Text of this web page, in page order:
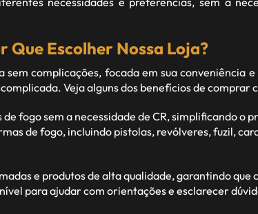
Que Escolher Nossa Loja?
complicações, focada em sua conveniência
Veja alguns dos benefícios de comprar
fogo sem a necessidade de CR, simplificando o
de fogo, incluindo pistolas, revólveres, fuzil,
e produtos de alta qualidade, garantindo
para ajudar com orientações e esclarecer